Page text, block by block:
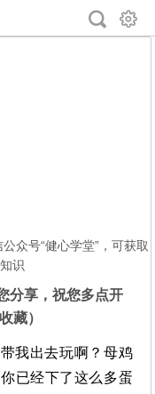
众号“健心学堂”，可获取
识
分享，祝您多点开
藏）
我出去玩啊？母鸡
已经下了这么多蛋